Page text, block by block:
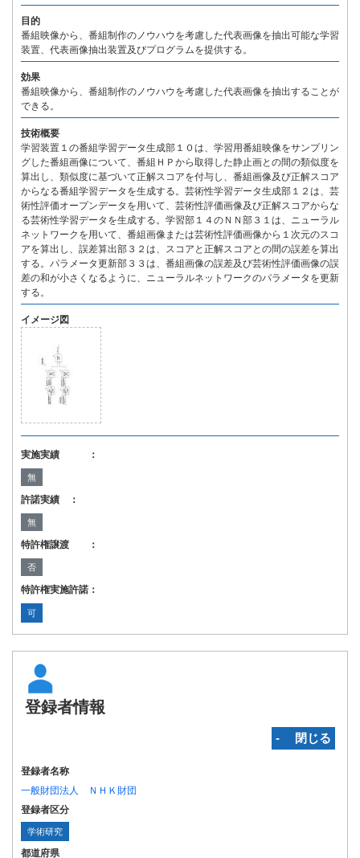
目的
番組映像から、番組制作のノウハウを考慮した代表画像を抽出可能な学習
装置、代表画像抽出装置及びプログラムを提供する。
効果
番組映像から、番組制作のノウハウを考慮した代表画像を抽出することが
できる。
技術概要
学習装置１の番組学習データ生成部１０は、学習用番組映像をサンプリン
グした番組画像について、番組ＨＰから取得した静止画との間の類似度を
算出し、類似度に基づいて正解スコアを付与し、番組画像及び正解スコア
からなる番組学習データを生成する。芸術性学習データ生成部１２は、芸
術性評価オープンデータを用いて、芸術性評価画像及び正解スコアからな
る芸術性学習データを生成する。学習部１４のＮＮ部３１は、ニューラル
ネットワークを用いて、番組画像または芸術性評価画像から１次元のスコ
アを算出し、誤差算出部３２は、スコアと正解スコアとの間の誤差を算出
する。パラメータ更新部３３は、番組画像の誤差及び芸術性評価画像の誤
差の和が小さくなるように、ニューラルネットワークのパラメータを更新
する。
イメージ図
実施実績 ：
無
許諾実績 ：
無
特許権譲渡 ：
否
特許権実施許諾：
可
登録者情報
‐ 閉じる
登録者名称
一般財団法人 ＮＨＫ財団
登録者区分
学術研究
都道府県